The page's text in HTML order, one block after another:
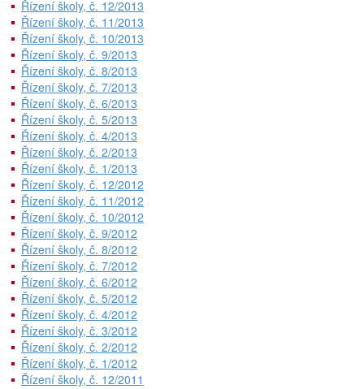
Řízení školy, č. 12/2013
Řízení školy, č. 11/2013
Řízení školy, č. 10/2013
Řízení školy, č. 9/2013
Řízení školy, č. 8/2013
Řízení školy, č. 7/2013
Řízení školy, č. 6/2013
Řízení školy, č. 5/2013
Řízení školy, č. 4/2013
Řízení školy, č. 2/2013
Řízení školy, č. 1/2013
Řízení školy, č. 12/2012
Řízení školy, č. 11/2012
Řízení školy, č. 10/2012
Řízení školy, č. 9/2012
Řízení školy, č. 8/2012
Řízení školy, č. 7/2012
Řízení školy, č. 6/2012
Řízení školy, č. 5/2012
Řízení školy, č. 4/2012
Řízení školy, č. 3/2012
Řízení školy, č. 2/2012
Řízení školy, č. 1/2012
Řízení školy, č. 12/2011